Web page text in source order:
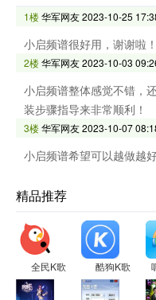
1楼华军网友2023-10-25
小启频谱很好用，谢谢啦！
2楼华军网友2023-10-03
小启频谱整体感觉不错，
装步骤指导来非常顺利！
3楼华军网友2023-10-07
小启频谱希望可以越做越
精品推荐
全民K歌 酷狗K歌